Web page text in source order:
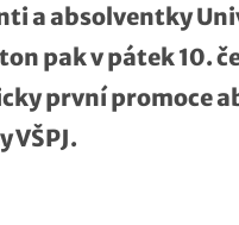
a absolventky
pak v pátek 10.
první promoce
VŠPJ.